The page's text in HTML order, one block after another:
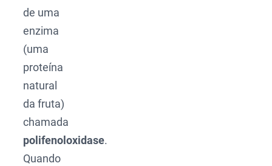
de uma
enzima
(uma
proteína
natural
da fruta)
chamada
polifenoloxidase.
Quando